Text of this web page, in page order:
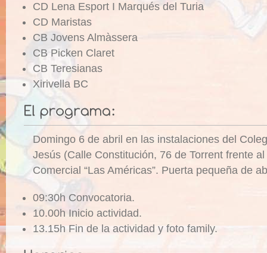
CD Lena Esport I Marqués del Turia
CD Maristas
CB Jovens Almàssera
CB Picken Claret
CB Teresianas
Xirivella BC
Domingo 6 de abril en las instalaciones del
Jesús (Calle Constitución, 76 de Torrent frente
Comercial “Las Américas”. Puerta pequeña de
09:30h Convocatoria.
10.00h Inicio actividad.
13.15h Fin de la actividad y foto family.